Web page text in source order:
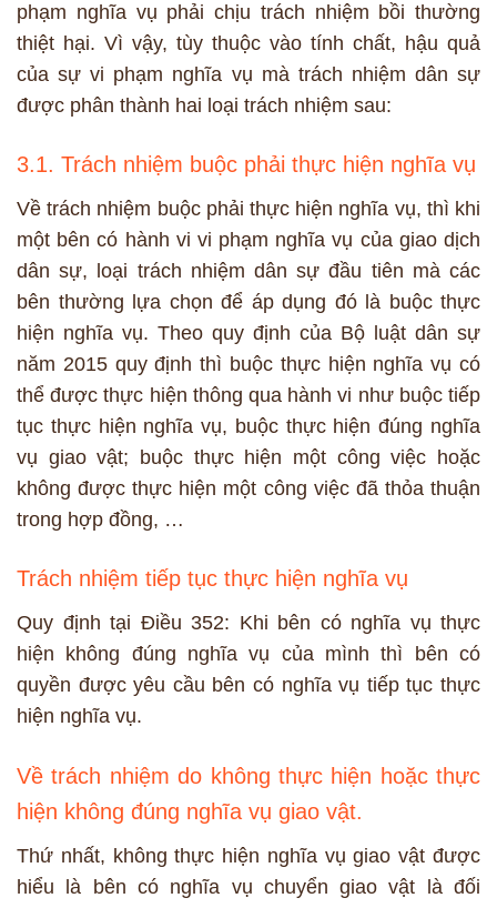
phạm nghĩa vụ phải chịu trách nhiệm bồi thường
thiệt hại. Vì vậy, tùy thuộc vào tính chất, hậu quả
của sự vi phạm nghĩa vụ mà trách nhiệm dân sự
được phân thành hai loại trách nhiệm sau:
3.1. Trách nhiệm buộc phải thực hiện nghĩa vụ
Về trách nhiệm buộc phải thực hiện nghĩa vụ, thì khi
một bên có hành vi vi phạm nghĩa vụ của giao dịch
dân sự, loại trách nhiệm dân sự đầu tiên mà các
bên thường lựa chọn để áp dụng đó là buộc thực
hiện nghĩa vụ. Theo quy định của Bộ luật dân sự
năm 2015 quy định thì buộc thực hiện nghĩa vụ có
thể được thực hiện thông qua hành vi như buộc tiếp
tục thực hiện nghĩa vụ, buộc thực hiện đúng nghĩa
vụ giao vật; buộc thực hiện một công việc hoặc
không được thực hiện một công việc đã thỏa thuận
trong hợp đồng, …
Trách nhiệm tiếp tục thực hiện nghĩa vụ
Quy định tại Điều 352: Khi bên có nghĩa vụ thực
hiện không đúng nghĩa vụ của mình thì bên có
quyền được yêu cầu bên có nghĩa vụ tiếp tục thực
hiện nghĩa vụ.
Về trách nhiệm do không thực hiện hoặc thực
hiện không đúng nghĩa vụ giao vật.
Thứ nhất, không thực hiện nghĩa vụ giao vật được
hiểu là bên có nghĩa vụ chuyển giao vật là đối